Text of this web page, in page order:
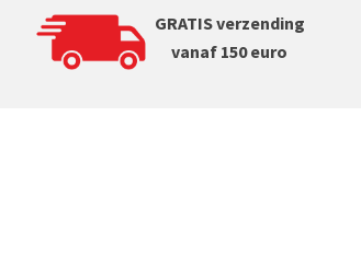
GRATIS verzending
vanaf 150 euro